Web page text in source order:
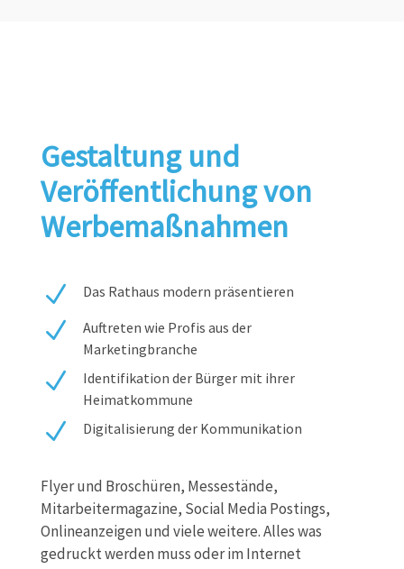
Gestaltung und
Veröffentlichung von
Werbemaßnahmen
N Das Rathaus modern präsentieren
N
Auftreten wie Profis aus der
Marketingbranche
N
Identifikation der Bürger mit ihrer
Heimatkommune
N Digitalisierung der Kommunikation
Flyer und Broschüren, Messestände,
Mitarbeitermagazine, Social Media Postings,
Onlineanzeigen und viele weitere. Alles was
gedruckt werden muss oder im Internet